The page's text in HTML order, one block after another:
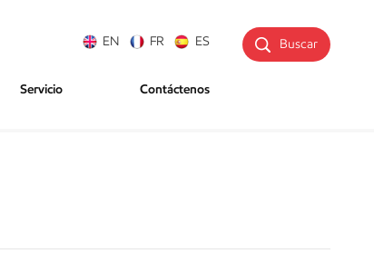
Buscar
EN FR ES
Servicio Contáctenos